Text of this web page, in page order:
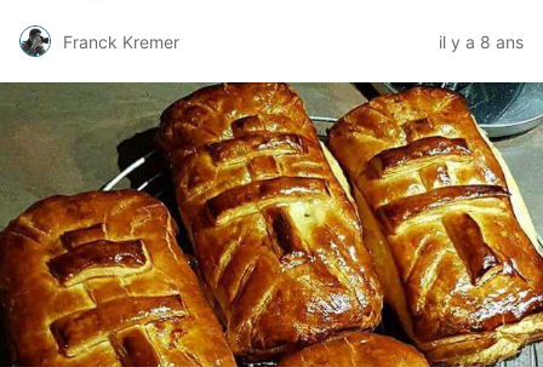
Franck Kremer il y a 8 ans